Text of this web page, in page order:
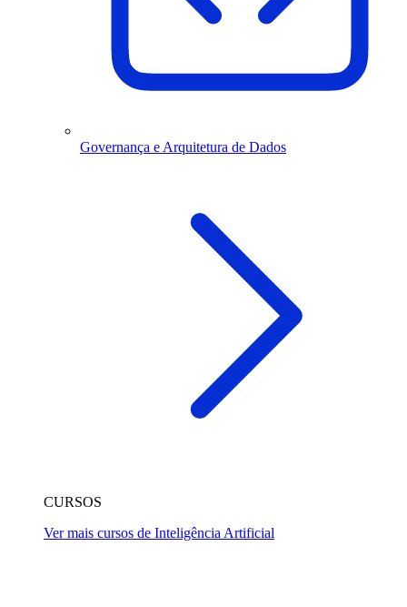
Governança e Arquitetura de Dados
CURSOS
Ver mais cursos de Inteligência Artificial